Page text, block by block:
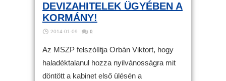
DEVIZAHITELEK ÜGYÉBEN A
KORMÁNY!
2014-01-09 0
Az MSZP felszólítja Orbán Viktort, hogy
haladéktalanul hozza nyilvánosságra mit
döntött a kabinet első ülésén a